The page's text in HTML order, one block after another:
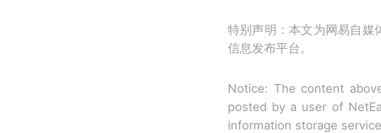
特别声明：本文为网易自媒
信息发布平台。
Notice: The content
posted by a user of
information storage